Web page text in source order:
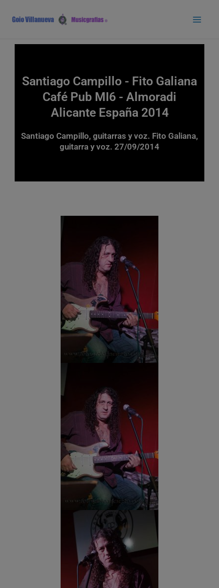
contenido
Santiago Campillo - Fito Galiana
Café Pub MI6 - Almoradi
Alicante España 2014
Santiago Campillo, guitarras y voz. Fito Galiana,
guitarra y voz. 27/09/2014